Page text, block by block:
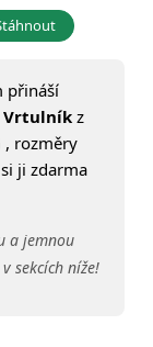
přináší
Vrtulníkz
, rozměry
ji zdarma
a jemnou
sekcích níže!